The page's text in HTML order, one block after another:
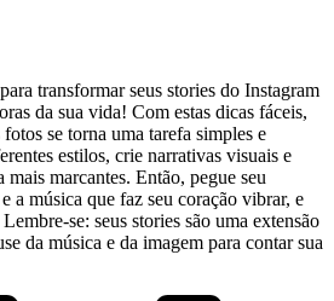
transformar seus stories do Instagram‌
da sua vida!⁤ Com estas⁢ dicas fáceis,⁣
se torna uma tarefa⁣ simples e‍
estilos, crie‍ narrativas⁢ visuais e
mais marcantes. Então,‍ pegue seu
a ​música que faz seu coração vibrar, e
se: seus stories‌ são uma extensão‌
da música e⁤ da⁢ imagem para contar sua